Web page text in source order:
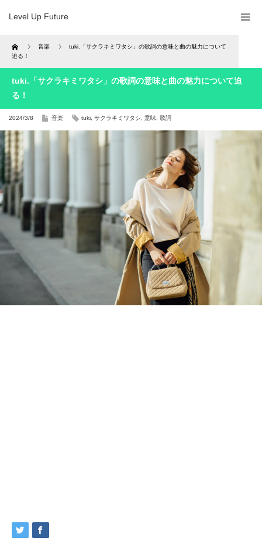
Level Up Future
Home 音楽
tuki.「サクラキミワタシ」の歌詞の意味と曲の魅力について
迫る！
tuki.「サクラキミワタシ」の歌詞の意味と曲の魅力について迫
る！
2024/3/8 音楽 tuki サクラキミワタシ 意味 歌詞